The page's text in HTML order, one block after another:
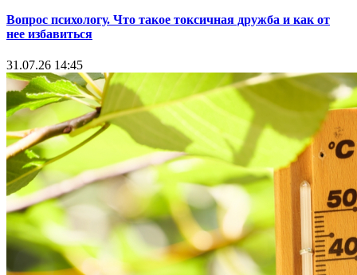
Вопрос психологу. Что такое токсичная дружба и как от
нее избавиться
31.07.26 14:45